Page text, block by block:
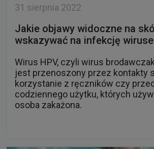
31 sierpnia 2022
Jakie objawy widoczne na
wskazywać na infekcję
Wirus HPV, czyli wirus
jest przenoszony przez kontakty
korzystanie z ręczników czy
codziennego użytku, których
osoba zakażona.